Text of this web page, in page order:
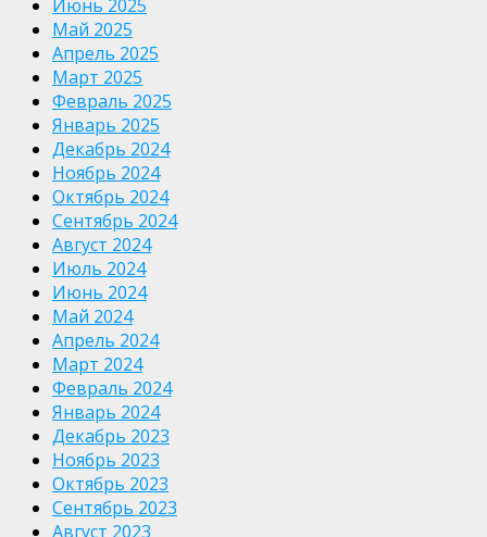
Июнь 2025
Май 2025
Апрель 2025
Март 2025
Февраль 2025
Январь 2025
Декабрь 2024
Ноябрь 2024
Октябрь 2024
Сентябрь 2024
Август 2024
Июль 2024
Июнь 2024
Май 2024
Апрель 2024
Март 2024
Февраль 2024
Январь 2024
Декабрь 2023
Ноябрь 2023
Октябрь 2023
Сентябрь 2023
Август 2023